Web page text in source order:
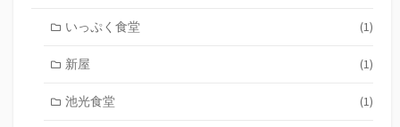
いっぷく食堂 (1)
新屋 (1)
池光食堂 (1)